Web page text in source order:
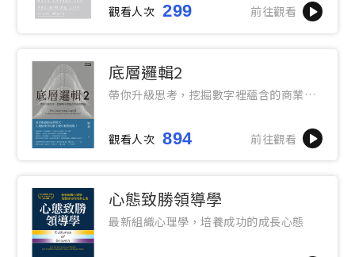
觀看人次 299 前往觀看
底層邏輯2
帶你升級思考，挖掘數字裡蘊含的商業寶
觀看人次 894 前往觀看
心態致勝領導學
最新組織心理學，培養成功的成長心態